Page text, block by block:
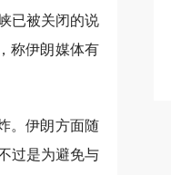
已被关闭的说
称伊朗媒体有
。伊朗方面随
过是为避免与